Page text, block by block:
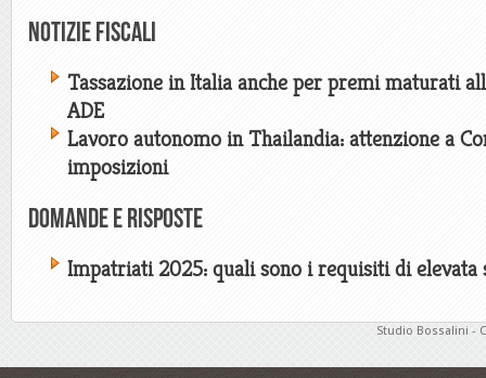
Notizie Fiscali
Tassazione in Italia anche per premi maturati
ADE
Lavoro autonomo in Thailandia: attenzione a
imposizioni
Domande e risposte
Impatriati 2025: quali sono i requisiti di elevata
Studio Bossalini -